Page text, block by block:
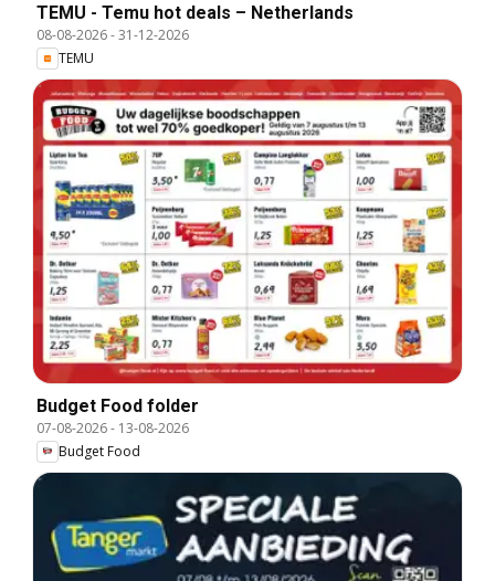
TEMU - Temu hot deals – Netherlands
08-08-2026-31-12-2026
TEMU
Budget Food folder
07-08-2026- 13-08-2026
Budget Food